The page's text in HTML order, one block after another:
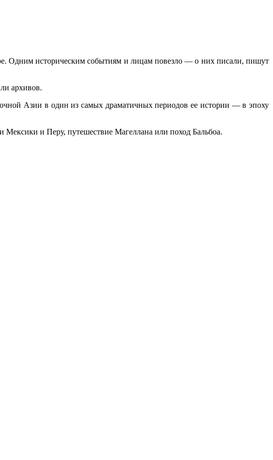
Одним историческим событиям и лицам повезло — о них писали, пишут
архивов.
Азии в один из самых драматичных периодов ее истории — в эпоху
и Перу, путешествие Магеллана или поход Бальбоа.